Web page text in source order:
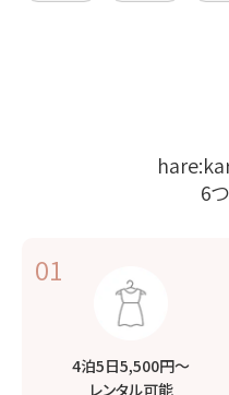
6
01
4泊5日5,500円〜
レンタル可能